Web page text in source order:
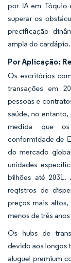
por IA em Tóquio
superar os
precificação
ampla do cardápio.
Por Aplicação:
Os escritórios
transações em
pessoas e
saúde, no
medida que
conformidade de
do mercado
unidades
bilhões até
registros de
preços mais
menos de três
Os hubs de
devido aos longos
aluguel premium